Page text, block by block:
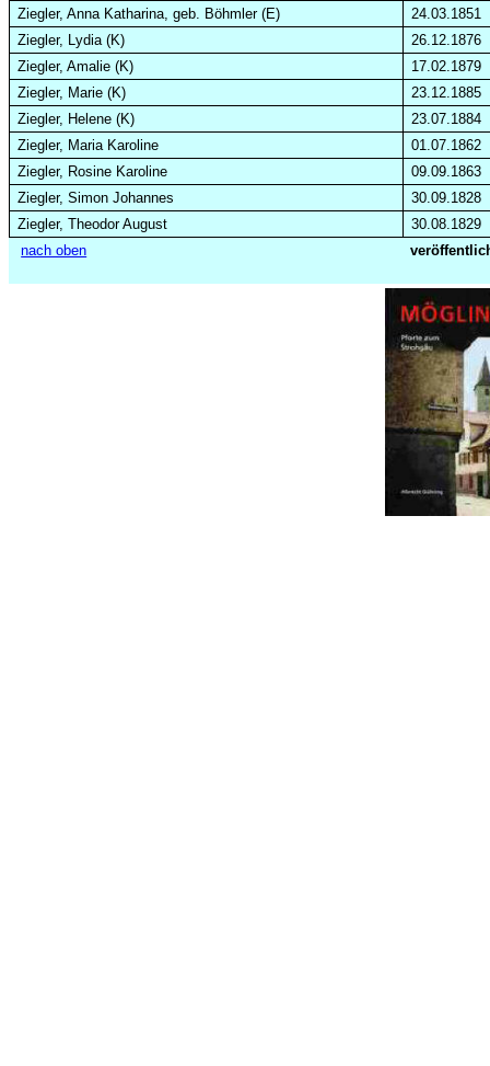
Ziegler, Anna Katharina, geb. Böhmler(E)
24.03.1851
Ziegler, Lydia (K)
26.12.1876
Ziegler, Amalie (K)
17.02.1879
Ziegler, Marie (K)
23.12.1885
Ziegler, Helene (K)
23.07.1884
Ziegler, Maria Karoline
01.07.1862
Ziegler, Rosine Karoline
09.09.1863
Ziegler, Simon Johannes
30.09.1828
Ziegler, Theodor August
30.08.1829
nach oben